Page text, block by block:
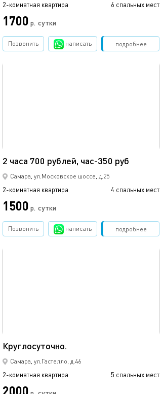
2-комнатная квартира 6 спальных мест
1700 р. сутки
подробнее
Позвонить написать Забронировать
2 часа 700 рублей, час-350 руб
Самара, ул.Московское шоссе, д.25
2-комнатная квартира 4 спальных мест
1500 р. сутки
подробнее
Позвонить написать Забронировать
Круглосуточно.
Самара, ул.Гастелло, д.46
2-комнатная квартира 5 спальных мест
2000